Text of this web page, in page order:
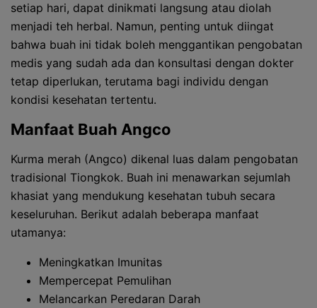
setiap hari, dapat dinikmati langsung atau diolah
menjadi teh herbal. Namun, penting untuk diingat
bahwa buah ini tidak boleh menggantikan pengobatan
medis yang sudah ada dan konsultasi dengan dokter
tetap diperlukan, terutama bagi individu dengan
kondisi kesehatan tertentu.
Manfaat Buah Angco
Kurma merah (Angco) dikenal luas dalam pengobatan
tradisional Tiongkok. Buah ini menawarkan sejumlah
khasiat yang mendukung kesehatan tubuh secara
keseluruhan. Berikut adalah beberapa manfaat
utamanya:
Meningkatkan Imunitas
Mempercepat Pemulihan
Melancarkan Peredaran Darah